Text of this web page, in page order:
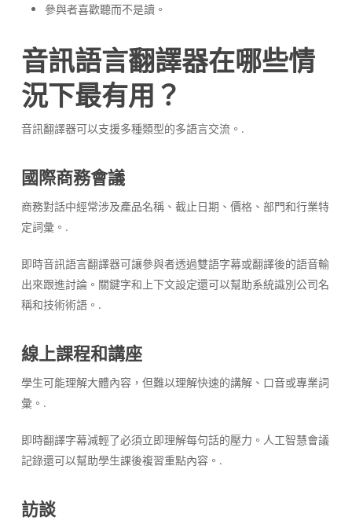
參與者喜歡聽而不是讀。
音訊語言翻譯器在哪些情
況下最有用？
音訊翻譯器可以支援多種類型的多語言交流。.
國際商務會議
商務對話中經常涉及產品名稱、截止日期、價格、部門和行業特
定詞彙。.
即時音訊語言翻譯器可讓參與者透過雙語字幕或翻譯後的語音輸
出來跟進討論。關鍵字和上下文設定還可以幫助系統識別公司名
稱和技術術語。.
線上課程和講座
學生可能理解大體內容，但難以理解快速的講解、口音或專業詞
彙。.
即時翻譯字幕減輕了必須立即理解每句話的壓力。人工智慧會議
記錄還可以幫助學生課後複習重點內容。.
訪談